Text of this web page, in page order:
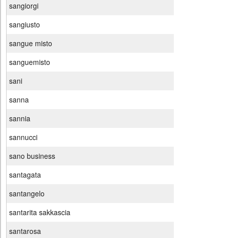
sangiorgi
sangiusto
sangue misto
sanguemisto
sani
sanna
sannia
sannucci
sano business
santagata
santangelo
santarita sakkascia
santarosa